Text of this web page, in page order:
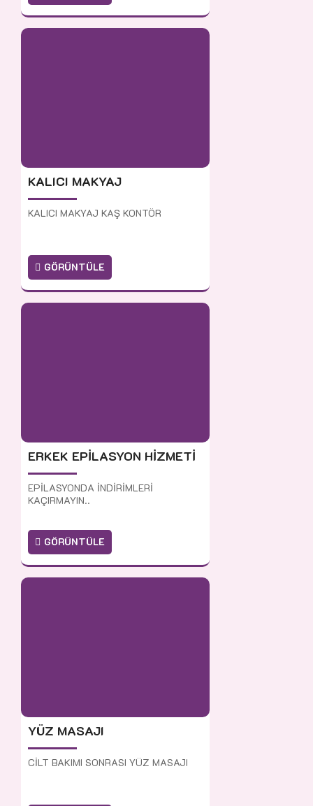
KALICI MAKYAJ
KALICI MAKYAJ KAŞ KONTÖR
GÖRÜNTÜLE
ERKEK EPİLASYON HİZMETİ
EPİLASYONDA İNDİRİMLERİ
KAÇIRMAYIN..
GÖRÜNTÜLE
YÜZ MASAJI
CİLT BAKIMI SONRASI YÜZ MASAJI